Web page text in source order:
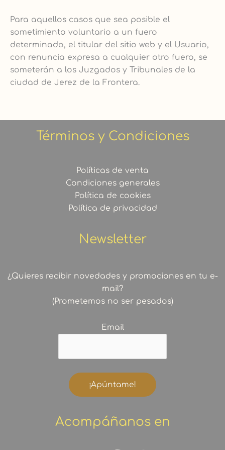
Para aquellos casos que sea posible el
sometimiento voluntario a un fuero
determinado, el titular del sitio web y el Usuario,
con renuncia expresa a cualquier otro fuero, se
someterán a los Juzgados y Tribunales de la
ciudad de Jerez de la Frontera.
Términos y Condiciones
Políticas de venta
Condiciones generales
Política de cookies
Política de privacidad
Newsletter
¿Quieres recibir novedades y promociones en tu e-
mail?
(Prometemos no ser pesados)
Email
Acompáñanos en